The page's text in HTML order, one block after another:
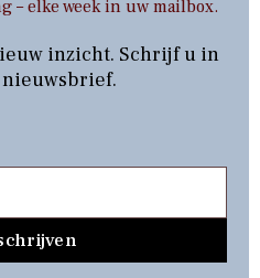
– elke week in uw mailbox.
inzicht. Schrijf u in
nieuwsbrief.